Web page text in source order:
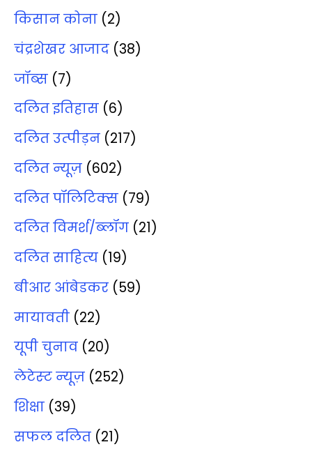
किसान कोना (2)
चंद्रशेखर आजाद (38)
जॉब्‍स (7)
दलित इतिहास (6)
दलित उत्‍पीड़न (217)
दलित न्‍यूज़ (602)
दलित पॉलिटिक्‍स (79)
दलित विमर्श/ब्‍लॉग (21)
दलित साहित्‍य (19)
बीआर आंबेडकर (59)
मायावती (22)
यूपी चुनाव (20)
लेटेस्‍ट न्‍यूज़ (252)
शिक्षा (39)
सफल दलित (21)